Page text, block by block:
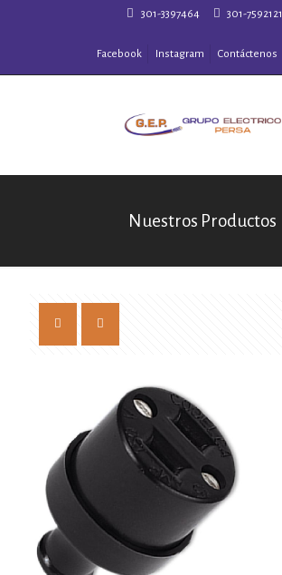
301-3397464 301-7592121
Facebook Instagram Contáctenos
Nuestros Productos